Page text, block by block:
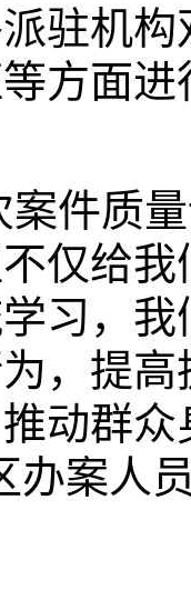
驻机
方面
案件质
仅给
习，
，提
动群
办案人